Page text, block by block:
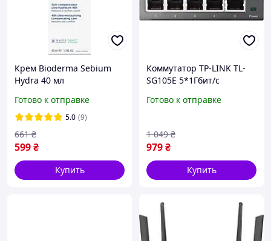
Крем Bioderma Sebium
Hydra 40 мл
Готово к отправке
5.0 (9)
599₴
661 ₴
Купить
Коммутатор TP-LINK TL-
SG105E 5*1Гбит/с
Готово к отправке
979₴
1 049 ₴
Купить